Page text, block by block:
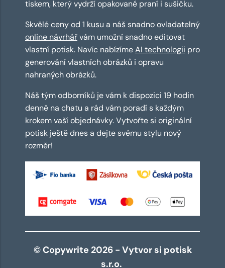
tiskem, který vydrží opakované praní i sušičku.
Skvělé ceny od 1 kusu a náš snadno ovladatelný
online návrhářvám umožní snadno editovat
vlastní potisk. Navíc nabízímeAI technologii pro
generování vlastních obrázků i opravu
nahraných obrázků.
Náš tým odborníků je vám k dispozici 19 hodin
denně na chatu a rád vám poradí s každým
krokem vaší objednávky. Vytvořte si originální
potisk ještě dnes a dejte svému stylu nový
rozměr!
© Copywrite 2026 - Vytvor si potisk
s.r.o.